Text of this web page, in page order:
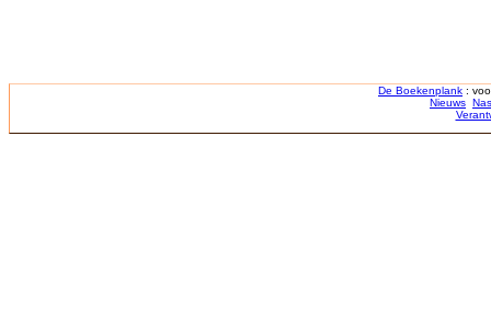
De Boekenplank :
Nieuws